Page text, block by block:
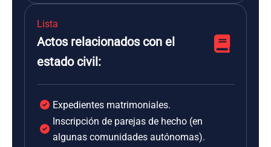
Lista
Actos relacionados con el
estado civil:
Expedientes matrimoniales.
Inscripción de parejas de hecho (en
algunas comunidades autónomas).